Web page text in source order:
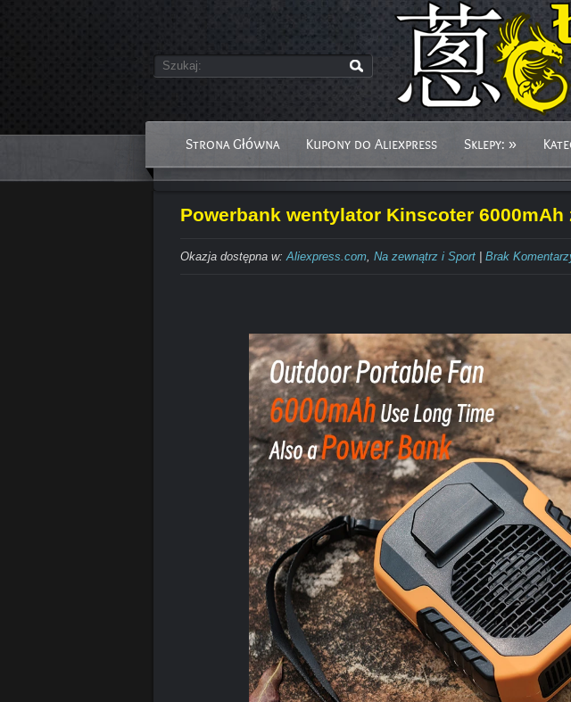
Strona Główna Kupony do Aliexpress Sklepy: »
Powerbank wentylator Kinscoter 6000mAh
Okazja dostępna w:Aliexpress.com, Na zewnątrz i Sport Brak